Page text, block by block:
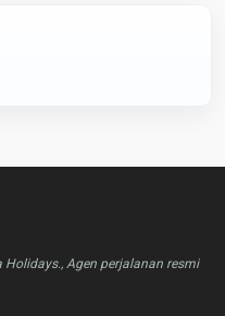
Agen perjalanan resmi